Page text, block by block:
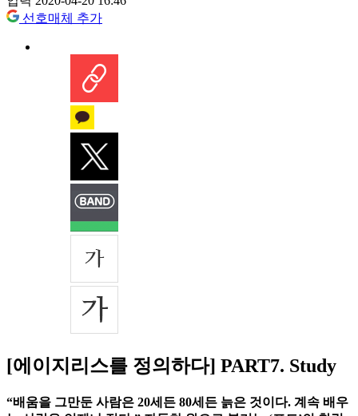
선호매체 추가
[에이지리스를 정의하다] PART7. Study
“배움을 그만둔 사람은 20세든 80세든 늙은 것이다. 계속 배우